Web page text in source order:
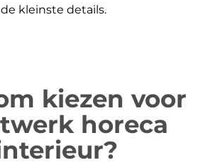
kleinste details.
kiezen voor
horeca